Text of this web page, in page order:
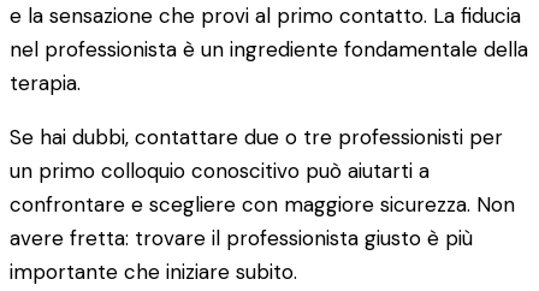
e la sensazione che provi al primo contatto. La fiducia
nel professionista è un ingrediente fondamentale della
terapia.
Se hai dubbi, contattare due o tre professionisti per
un primo colloquio conoscitivo può aiutarti a
confrontare e scegliere con maggiore sicurezza. Non
avere fretta: trovare il professionista giusto è più
importante che iniziare subito.